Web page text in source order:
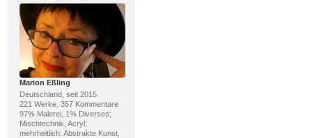
Marion Eßling
Deutschland, seit 2015
221 Werke, 357 Kommentare
97% Malerei, 1% Diverses;
Mischtechnik, Acryl;
mehrheitlich: Abstrakte Kunst,